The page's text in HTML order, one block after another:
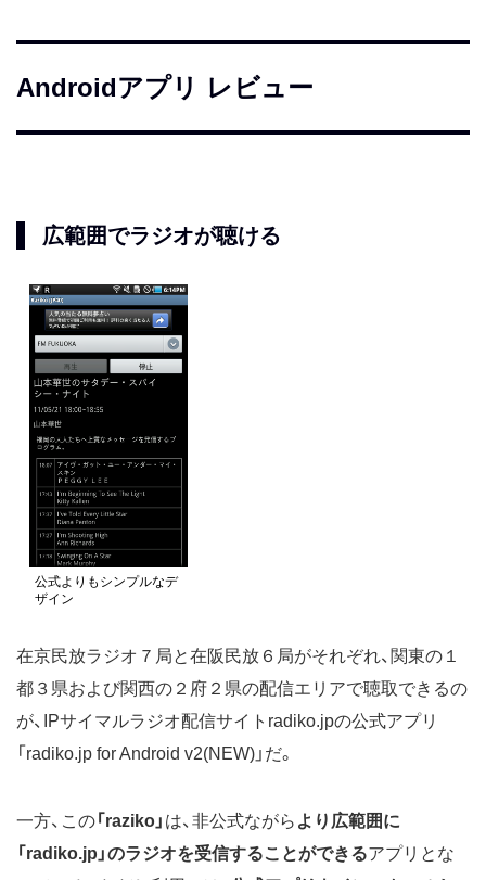
Androidアプリ レビュー
広範囲でラジオが聴ける
公式よりもシンプルなデ
ザイン
在京民放ラジオ７局と在阪民放６局がそれぞれ、関東の１
都３県および関西の２府２県の配信エリアで聴取できるの
が、IPサイマルラジオ配信サイトradiko.jpの公式アプリ
「radiko.jp for Android v2(NEW)」だ。
一方、この「raziko」 は、非公式ながら より広範囲に
「radiko.jp」のラジオを受信することができるアプリとな